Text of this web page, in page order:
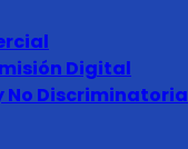
Digital
No Discriminatoria